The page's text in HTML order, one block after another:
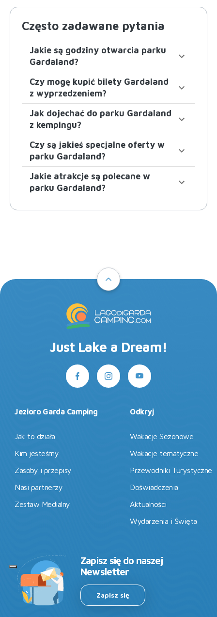
Często zadawane pytania
Jakie są godziny otwarcia parku
Gardaland?
Czy mogę kupić bilety Gardaland
z wyprzedzeniem?
Jak dojechać do parku Gardaland
z kempingu?
Czy są jakieś specjalne oferty w
parku Gardaland?
Jakie atrakcje są polecane w
parku Gardaland?
Just Lake a Dream!
Jezioro Garda Camping
Jak to działa
Kim jesteśmy
Zasoby i przepisy
Nasi partnerzy
Zestaw Medialny
Odkryj
Wakacje Sezonowe
Wakacje tematyczne
Przewodniki Turystyczne
Doświadczenia
Aktualności
Wydarzenia i Święta
Zapisz się do naszej
Newsletter
Zapisz się